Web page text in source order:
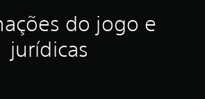
e
do jogo e
jurídicas